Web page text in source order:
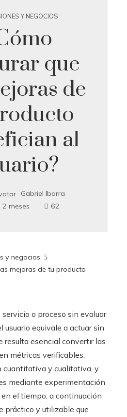
Y NEGOCIOS
que
de
al
Gabriel Ibarra
2 meses
62
y negocios
mejoras de tu producto
servicio o proceso sin evaluar
usuario equivale a actuar sin
resulta esencial convertir las
métricas verificables,
cuantitativa y cualitativa, y
mediante experimentación
el tiempo; a continuación
práctico y utilizable que